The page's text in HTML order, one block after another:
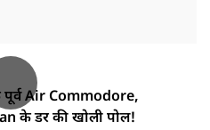
पूर्व Air Commodore,
के डर की खोली पोल!